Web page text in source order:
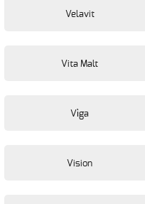
Velavit
Vita Malt
Vi̇ga
Vision